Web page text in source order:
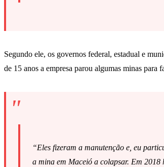
Segundo ele, os governos federal, estadual e
de 15 anos a empresa parou algumas minas para
“Eles fizeram a manutenção e, eu
a mina em Maceió a colapsar. Em 2018